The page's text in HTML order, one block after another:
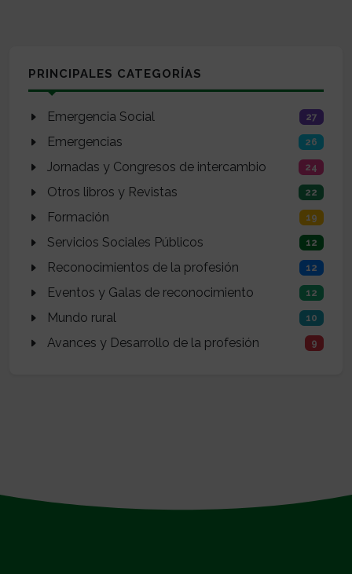
PRINCIPALES CATEGORÍAS
Emergencia Social 27
Emergencias 26
Jornadas y Congresos de intercambio 24
Otros libros y Revistas 22
Formación 19
Servicios Sociales Públicos 12
Reconocimientos de la profesión 12
Eventos y Galas de reconocimiento 12
Mundo rural 10
Avances y Desarrollo de la profesión 9